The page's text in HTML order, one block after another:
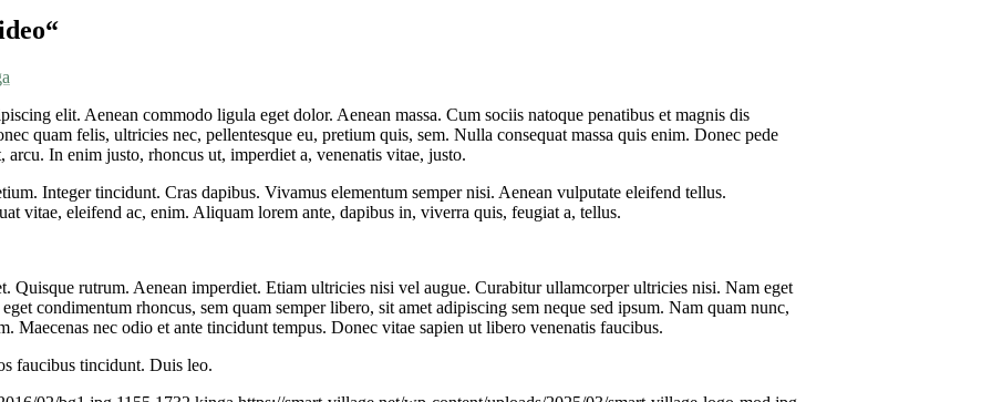
elit. Aenean commodo ligula eget dolor. Aenean massa. Cum sociis natoque penatibus et magnis dis
quam felis, ultricies nec, pellentesque eu, pretium quis, sem. Nulla consequat massa quis enim. Donec pede
In enim justo, rhoncus ut, imperdiet a, venenatis vitae, justo.
Integer tincidunt. Cras dapibus. Vivamus elementum semper nisi. Aenean vulputate eleifend tellus.
vitae, eleifend ac, enim. Aliquam lorem ante, dapibus in, viverra quis, feugiat a, tellus.
Quisque rutrum. Aenean imperdiet. Etiam ultricies nisi vel augue. Curabitur ullamcorper ultricies nisi. Nam eget
condimentum rhoncus, sem quam semper libero, sit amet adipiscing sem neque sed ipsum. Nam quam nunc,
Maecenas nec odio et ante tincidunt tempus. Donec vitae sapien ut libero venenatis faucibus.
faucibus tincidunt. Duis leo.